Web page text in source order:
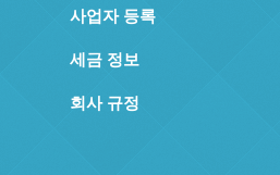
사업자 등록
세금 정보
회사 규정